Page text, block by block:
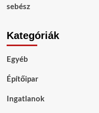
sebész
Kategóriák
Egyéb
Építőipar
Ingatlanok